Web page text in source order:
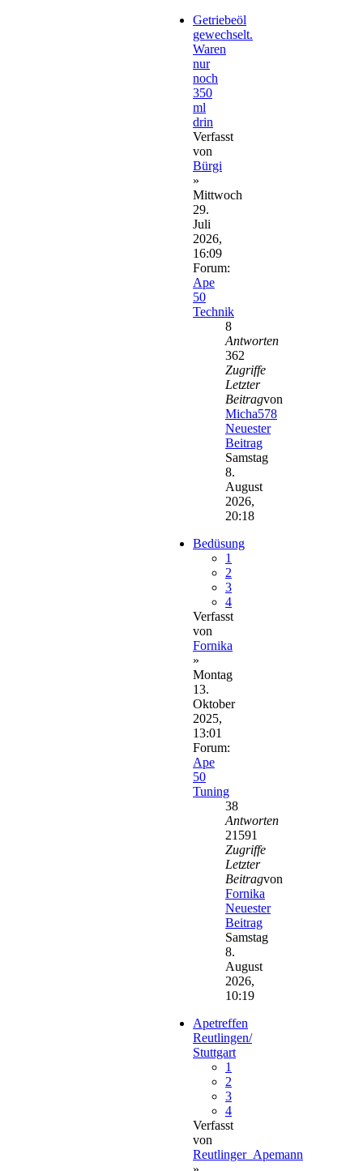
Getriebeöl
gewechselt.
Waren
nur
noch
350
ml
drin
Verfasst
von
Bürgi
»
Mittwoch
29.
Juli
2026,
16:09
Forum:
Ape
50
Technik
8
Antworten
362
Zugriffe
Letzter
Beitragvon
Micha578
Neuester
Beitrag
Samstag
8.
August
2026,
20:18
Bedüsung
1
2
3
4
Verfasst
von
Fornika
»
Montag
13.
Oktober
2025,
13:01
Forum:
Ape
50
Tuning
38
Antworten
21591
Zugriffe
Letzter
Beitragvon
Fornika
Neuester
Beitrag
Samstag
8.
August
2026,
10:19
Apetreffen
Reutlingen/
Stuttgart
1
2
3
4
Verfasst
von
Reutlinger_Apemann